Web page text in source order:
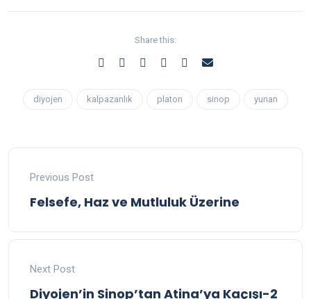
Share this:
diyojen kalpazanlık platon sinop yunan
Previous Post
Felsefe, Haz ve Mutluluk Üzerine
Next Post
Diyojen’in Sinop’tan Atina’ya Kaçışı-2